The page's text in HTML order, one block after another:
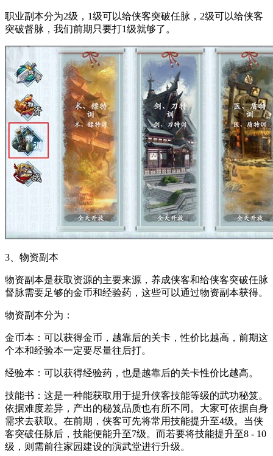
职业副本分为2级，1级可以给侠客突破任脉，2级可以给侠客
突破督脉，我们前期只要打1级就够了。
3、物资副本
物资副本是获取资源的主要来源，养成侠客和给侠客突破任脉
督脉需要足够的金币和经验药，这些可以通过物资副本获得。
物资副本分为：
金币本：可以获得金币，越靠后的关卡，性价比越高，前期这
个本和经验本一定要尽量往后打。
经验本：可以获得经验药，也是越靠后的关卡性价比越高。
技能书：这是一种能获取用于提升侠客技能等级的武功秘笈。
依据难度差异，产出的秘笈品质也有所不同。大家可依据自身
需求去获取。在前期，侠客可先将常用技能提升至4级。当侠
客突破任脉后，技能便能升至7级。而若要将技能提升至8 - 10
级，则需前往家园建设的演武堂进行升级。